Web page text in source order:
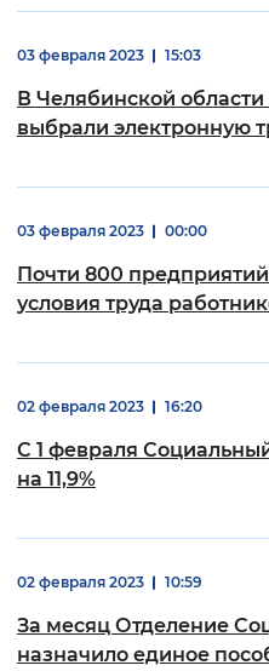
Включены
Вернуть
03 февраля 2023 15:03
В Челябинской
выбрали электронную
03 февраля 2023 00:00
Почти 800
условия труда
02 февраля 2023 16:20
С 1 февраля
на 11,9%
02 февраля 2023 10:59
За месяц Отделение
назначило единое